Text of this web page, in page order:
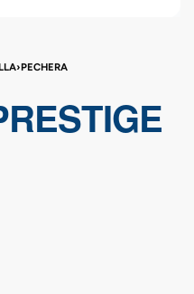
›PECHERA